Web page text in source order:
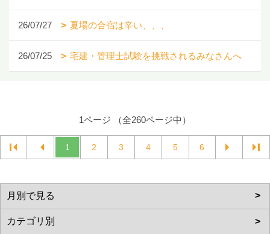
26/07/27 夏場の合宿は辛い、、、
26/07/25 宅建・管理士試験を挑戦されるみなさんへ
1ページ （全260ページ中）
1 2 3 4 5 6